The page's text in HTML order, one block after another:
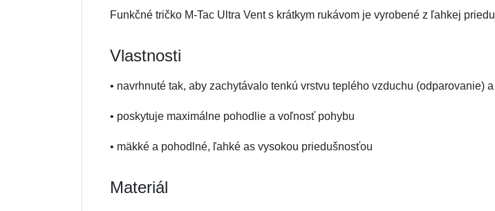
Funkčné tričko M-Tac Ultra Vent s krátkym rukávom je vyrobené z ľahkej
Vlastnosti
• navrhnuté tak, aby zachytávalo tenkú vrstvu teplého vzduchu (odparovanie)
• poskytuje maximálne pohodlie a voľnosť pohybu
• mäkké a pohodlné, ľahké as vysokou priedušnosťou
Materiál